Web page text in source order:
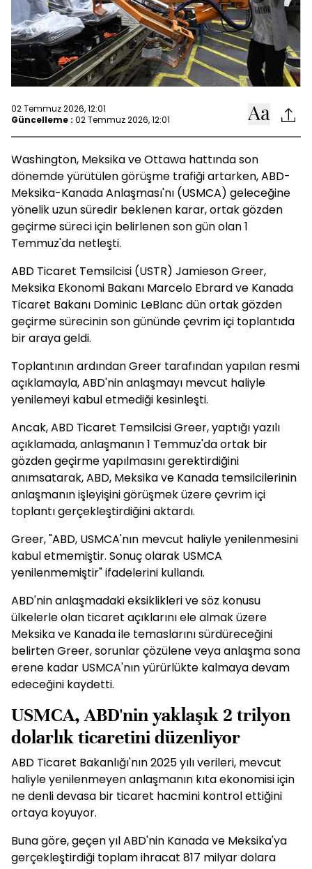
02 Temmuz 2026, 12:01
Güncelleme : 02 Temmuz 2026, 12:01
Washington, Meksika ve Ottawa hattında son
dönemde yürütülen görüşme trafiği artarken, ABD-
Meksika-Kanada Anlaşması'nı (USMCA) geleceğine
yönelik uzun süredir beklenen karar, ortak gözden
geçirme süreci için belirlenen son gün olan 1
Temmuz'da netleşti.
ABD Ticaret Temsilcisi (USTR) Jamieson Greer,
Meksika Ekonomi Bakanı Marcelo Ebrard ve Kanada
Ticaret Bakanı Dominic LeBlanc dün ortak gözden
geçirme sürecinin son gününde çevrim içi toplantıda
bir araya geldi.
Toplantının ardından Greer tarafından yapılan resmi
açıklamayla, ABD'nin anlaşmayı mevcut haliyle
yenilemeyi kabul etmediği kesinleşti.
Ancak, ABD Ticaret Temsilcisi Greer, yaptığı yazılı
açıklamada, anlaşmanın 1 Temmuz'da ortak bir
gözden geçirme yapılmasını gerektirdiğini
anımsatarak, ABD, Meksika ve Kanada temsilcilerinin
anlaşmanın işleyişini görüşmek üzere çevrim içi
toplantı gerçekleştirdiğini aktardı.
Greer, "ABD, USMCA'nın mevcut haliyle yenilenmesini
kabul etmemiştir. Sonuç olarak USMCA
yenilenmemiştir" ifadelerini kullandı.
ABD'nin anlaşmadaki eksiklikleri ve söz konusu
ülkelerle olan ticaret açıklarını ele almak üzere
Meksika ve Kanada ile temaslarını sürdüreceğini
belirten Greer, sorunlar çözülene veya anlaşma sona
erene kadar USMCA'nın yürürlükte kalmaya devam
edeceğini kaydetti.
USMCA, ABD'nin yaklaşık 2 trilyon
dolarlık ticaretini düzenliyor
ABD Ticaret Bakanlığı'nın 2025 yılı verileri, mevcut
haliyle yenilenmeyen anlaşmanın kıta ekonomisi için
ne denli devasa bir ticaret hacmini kontrol ettiğini
ortaya koyuyor.
Buna göre, geçen yıl ABD'nin Kanada ve Meksika'ya
gerçekleştirdiği toplam ihracat 817 milyar dolara